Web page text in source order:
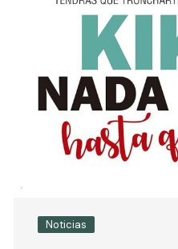
Noticias